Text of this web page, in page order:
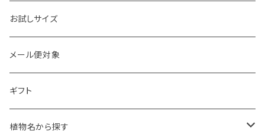
お試しサイズ
メール便対象
ギフト
植物名から探す